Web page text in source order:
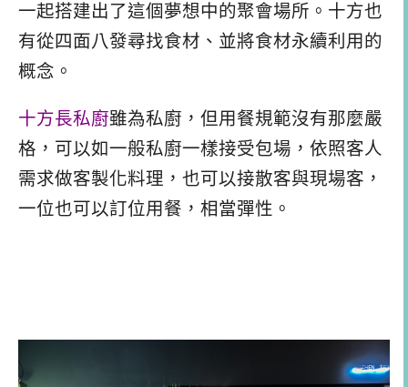
一起搭建出了這個夢想中的聚會場所。十方也
有從四面八發尋找食材、並將食材永續利用的
概念。
十方長私廚雖為私廚，但用餐規範沒有那麼嚴
格，可以如一般私廚一樣接受包場，依照客人
需求做客製化料理，也可以接散客與現場客，
一位也可以訂位用餐，相當彈性。